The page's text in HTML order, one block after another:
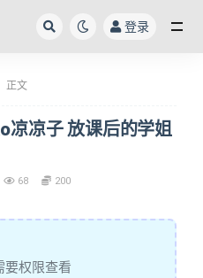
登录
正文
凉凉子 放课后的学姐
68 200
要权限查看